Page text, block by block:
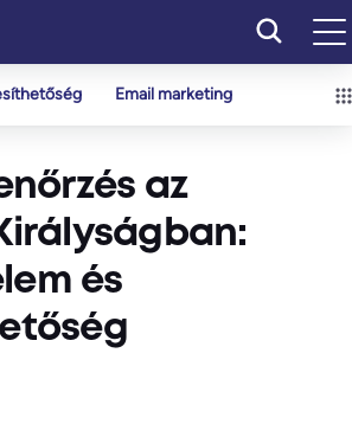
Email marketing
az
és